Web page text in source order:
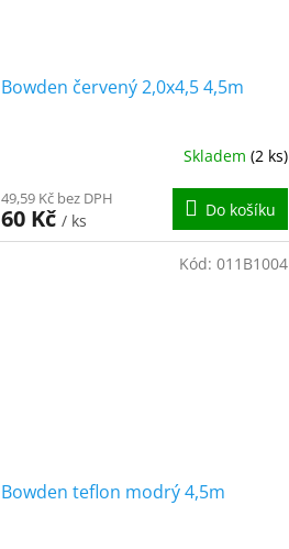
Bowden červený 2,0x4,5 4,5m
Skladem (2 ks)
49,59 Kč bez DPH
60 Kč / ks
Do košíku
Bowden teflon modrý 4,5m
Kód: 011B1004